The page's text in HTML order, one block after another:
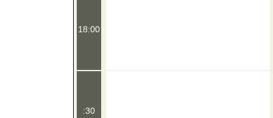
18:00
:30